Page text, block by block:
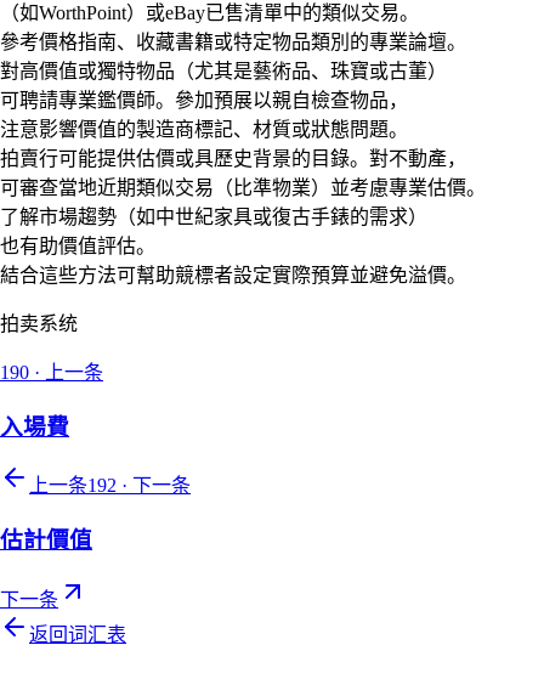
（如WorthPoint）或eBay已售清單中的類似交易。
參考價格指南、收藏書籍或特定物品類別的專業論壇。
對高價值或獨特物品（尤其是藝術品、珠寶或古董）
可聘請專業鑑價師。參加預展以親自檢查物品，
注意影響價值的製造商標記、材質或狀態問題。
拍賣行可能提供估價或具歷史背景的目錄。對不動產，
可審查當地近期類似交易（比準物業）並考慮專業估價。
了解市場趨勢（如中世紀家具或復古手錶的需求）
也有助價值評估。
結合這些方法可幫助競標者設定實際預算並避免溢價。
拍卖系统
190 · 上一条
入場費
上一条192 · 下一条
估計價值
下一条
返回词汇表